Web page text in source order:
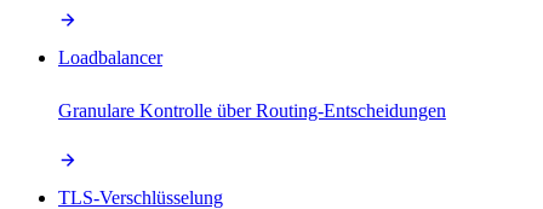
Loadbalancer
Granulare Kontrolle über Routing-Entscheidungen
TLS-Verschlüsselung